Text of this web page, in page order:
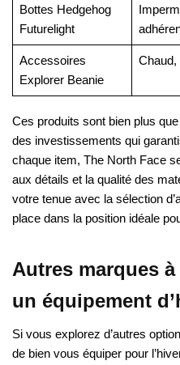
Bottes Hedgehog
Futurelight
Accessoires
Explorer Beanie
Chaud,
Ces produits sont bien plus
des investissements qui
chaque item, The North Face
aux détails et la qualité des
votre tenue avec la sélection
place dans la position idéale
Autres marques
un équipement
Si vous explorez d’autres
de bien vous équiper pour